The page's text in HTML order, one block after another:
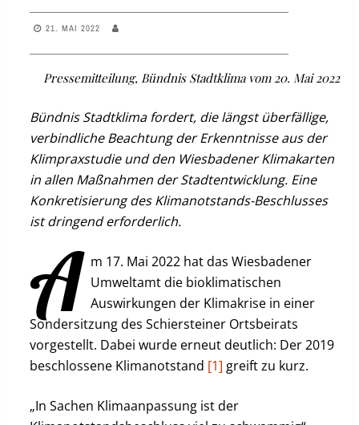
21. MAI 2022
Pressemitteilung, Bündnis Stadtklima vom 20. Mai 2022
Bündnis Stadtklima fordert, die längst überfällige,
verbindliche Beachtung der Erkenntnisse aus der
Klimpraxstudie und den Wiesbadener Klimakarten
in allen Maßnahmen der Stadtentwicklung. Eine
Konkretisierung des Klimanotstands-Beschlusses
ist dringend erforderlich.
A m 17. Mai 2022 hat das Wiesbadener
Umweltamt die bioklimatischen
Auswirkungen der Klimakrise in einer
Sondersitzung des Schiersteiner Ortsbeirats
vorgestellt. Dabei wurde erneut deutlich: Der 2019
beschlossene Klimanotstand [1] greift zu kurz.
„In Sachen Klimaanpassung ist der